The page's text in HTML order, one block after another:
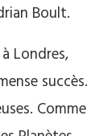
Boult.
Londres,
succès.
Comme